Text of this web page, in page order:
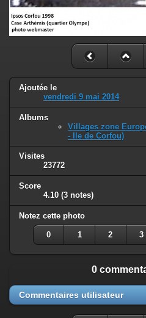
Ajoutée le
vendredi 9 mai 2014
Albums
Villages zone
- Ile de Corfou)
Visites
23772
Score
4.10 (3 notes)
Notez cette photo
0 1 2 3
0
Commentaires utilisateur